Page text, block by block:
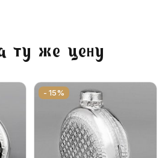
ту же цену
- 15%